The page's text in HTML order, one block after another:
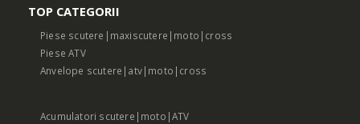
TOP CATEGORII
Piese scutere|maxiscutere|moto|cross
Piese ATV
Anvelope scutere|atv|moto|cross
Acumulatori scutere|moto|ATV